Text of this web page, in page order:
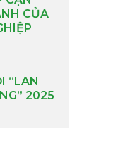
CỦA
“LAN
2025